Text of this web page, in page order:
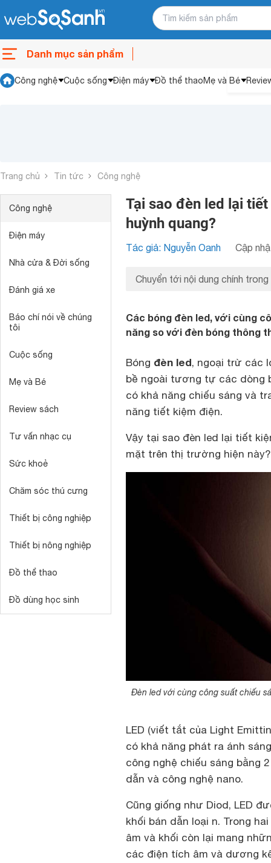
Danh mục sản phẩm
Công nghệ Cuộc sống Điện máy Đồ thể thaoMẹ và Bé
Trang chủ Tin tức Công nghệ
Công nghệ
Điện máy
Nhà cửa & Đời sống
Đánh giá xe
Báo chí nói về chúng
tôi
Cuộc sống
Mẹ và Bé
Review sách
Tư vấn nhạc cụ
Sức khoẻ
Chăm sóc thú cưng
Thiết bị công nghiệp
Thiết bị nông nghiệp
Đồ thể thao
Đồ dùng học sinh
Tại sao đèn led lại
huỳnh quang?
Tác giả: Nguyễn Oanh Cập
Chuyển tới nội dung chính trong
Các bóng đèn led, với cùng
năng so với đèn bóng thông
Bóng đèn led, ngoại trừ các
bề ngoài tương tự các dòng
có khả năng chiếu sáng và
năng tiết kiệm điện.
Vậy tại sao đèn led lại tiết
mặt trên thị trường hiện này?
Đèn led với cùng công suất chiếu
LED (viết tắt của Light
có khả năng phát ra ánh
công nghệ chiếu sáng bằng
dẫn và công nghệ nano.
Cũng giống như Diod, LED
khối bán dẫn loại n. Trong
âm và khối còn lại mang
các điện tích âm và dương